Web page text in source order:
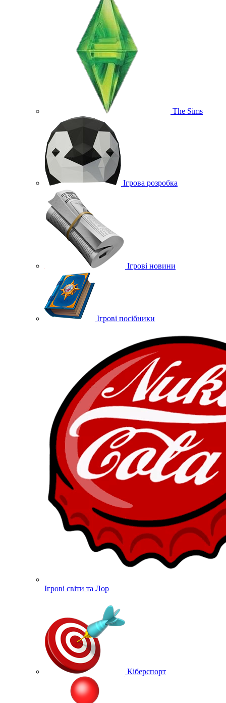
The Sims
Ігрова розробка
Ігрові новини
Ігрові посібники
Ігрові світи та Лор
Кіберспорт